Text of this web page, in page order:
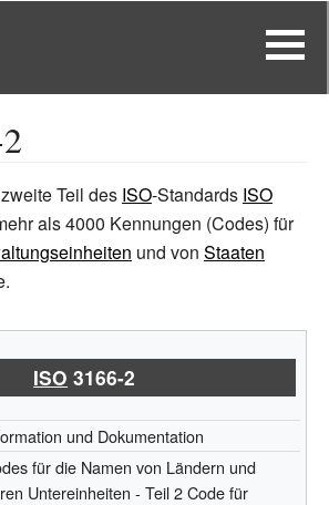
Teil des ISO-Standards ISO
als 4000 Kennungen (Codes) für
und von Staaten
ISO 3166-2
und Dokumentation
für die Namen von Ländern und
Untereinheiten - Teil 2 Code für